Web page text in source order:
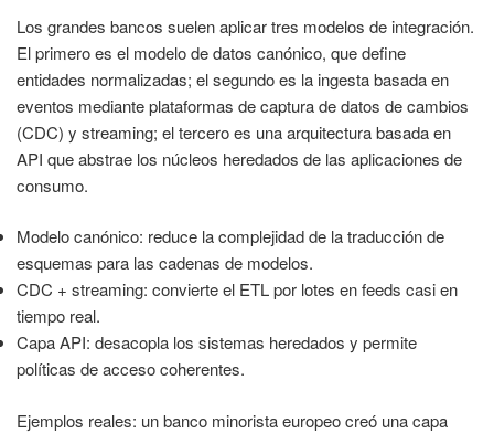
Los grandes bancos suelen aplicar tres modelos de integración.
El primero es el modelo de datos canónico, que define
entidades normalizadas; el segundo es la ingesta basada en
eventos mediante plataformas de captura de datos de cambios
(CDC) y streaming; el tercero es una arquitectura basada en
API que abstrae los núcleos heredados de las aplicaciones de
consumo.
Modelo canónico: reduce la complejidad de la traducción de
esquemas para las cadenas de modelos.
CDC + streaming: convierte el ETL por lotes en feeds casi en
tiempo real.
Capa API: desacopla los sistemas heredados y permite
políticas de acceso coherentes.
Ejemplos reales: un banco minorista europeo creó una capa